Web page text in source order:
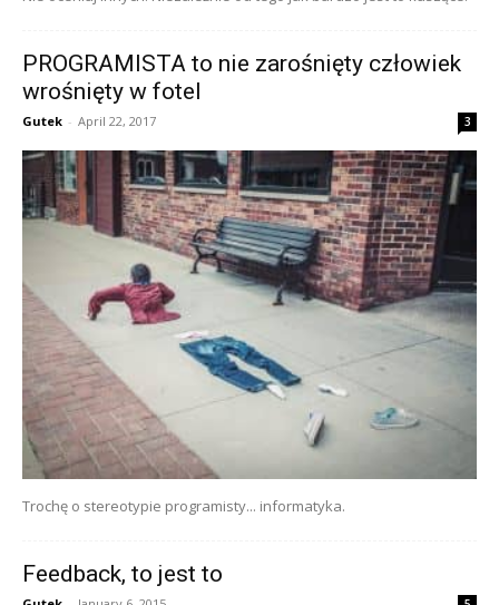
PROGRAMISTA to nie zarośnięty człowiek
wrośnięty w fotel
Gutek - April 22, 2017 3
Trochę o stereotypie programisty... informatyka.
Feedback, to jest to